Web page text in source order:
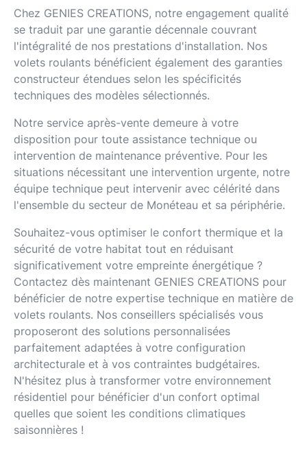
Chez GENIES CREATIONS, notre engagement qualité
se traduit par une garantie décennale couvrant
l'intégralité de nos prestations d'installation. Nos
volets roulants bénéficient également des garanties
constructeur étendues selon les spécificités
techniques des modèles sélectionnés.
Notre service après-vente demeure à votre
disposition pour toute assistance technique ou
intervention de maintenance préventive. Pour les
situations nécessitant une intervention urgente, notre
équipe technique peut intervenir avec célérité dans
l'ensemble du secteur de Monéteau et sa périphérie.
Souhaitez-vous optimiser le confort thermique et la
sécurité de votre habitat tout en réduisant
significativement votre empreinte énergétique ?
Contactez dès maintenant GENIES CREATIONS pour
bénéficier de notre expertise technique en matière de
volets roulants. Nos conseillers spécialisés vous
proposeront des solutions personnalisées
parfaitement adaptées à votre configuration
architecturale et à vos contraintes budgétaires.
N'hésitez plus à transformer votre environnement
résidentiel pour bénéficier d'un confort optimal
quelles que soient les conditions climatiques
saisonnières !